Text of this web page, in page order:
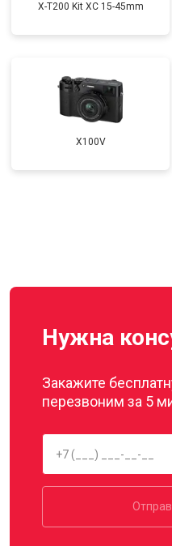
X-T200 Kit XC 15-45mm
X100V
Нужна
Закажите
перезвоним за 5